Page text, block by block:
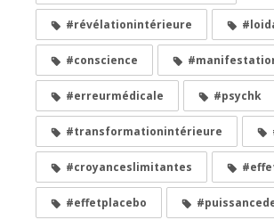
#révélationintérieure
#conscience
#erreurmédicale #psychk
#transformationintérieure
#croyanceslimitantes
#effetplacebo